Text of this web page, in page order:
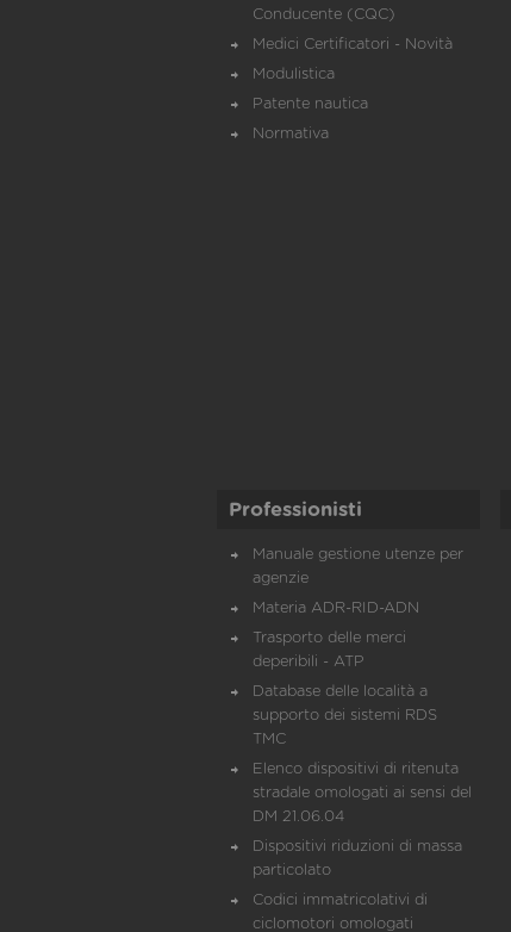
Conducente (CQC)
Medici Certificatori - Novità
Modulistica
Patente nautica
Normativa
Professionisti
Manuale gestione utenze per
agenzie
Materia ADR-RID-ADN
Trasporto delle merci
deperibili - ATP
Database delle località a
supporto dei sistemi RDS
TMC
Elenco dispositivi di ritenuta
stradale omologati ai sensi del
DM 21.06.04
Dispositivi riduzioni di massa
particolato
Codici immatricolativi di
ciclomotori omologati